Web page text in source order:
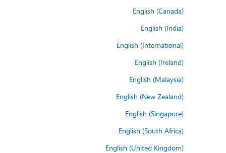
English (Canada)
English (India)
English (International)
English (Ireland)
English (Malaysia)
English (New Zealand)
English (Singapore)
English (South Africa)
English (United Kingdom)